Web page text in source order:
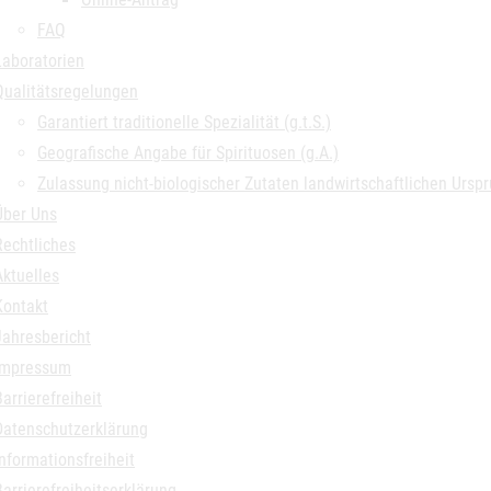
FAQ
Garantiert traditionelle Spezialität (g.t.S.)
Geografische Angabe für Spirituosen (g.A.)
Zulassung nicht-biologischer Zutaten landwirtschaftlichen
Uns
Impressum
Informationsfreiheit